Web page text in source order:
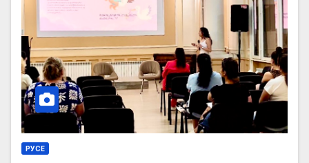
РУСЕ